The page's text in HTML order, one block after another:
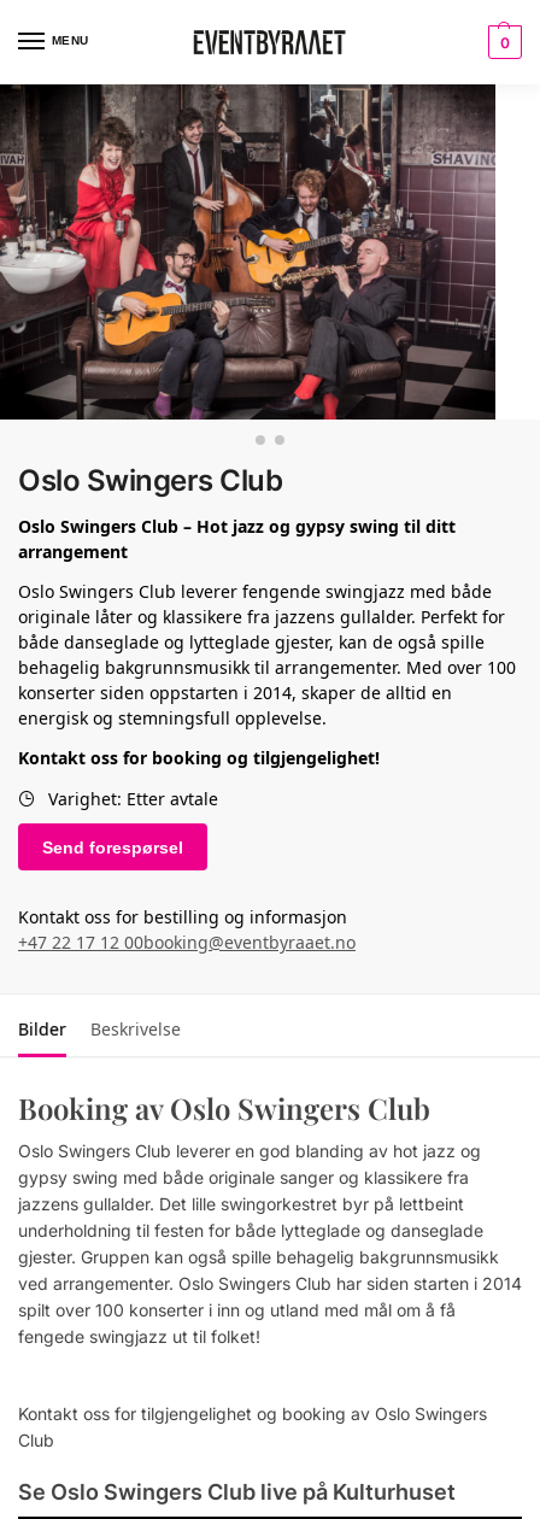
MENU 0
Oslo Swingers Club
Oslo Swingers Club – Hot jazz og gypsy swing til ditt
arrangement
Oslo Swingers Club leverer fengende swingjazz med både
originale låter og klassikere fra jazzens gullalder. Perfekt for
både danseglade og lytteglade gjester, kan de også spille
behagelig bakgrunnsmusikk til arrangementer. Med over 100
konserter siden oppstarten i 2014, skaper de alltid en
energisk og stemningsfull opplevelse.
Kontakt oss for booking og tilgjengelighet!
Varighet: Etter avtale
Send forespørsel
Kontakt oss for bestilling og informasjon
+47 22 17 12 00booking@eventbyraaet.no
Bilder Beskrivelse
Booking av Oslo Swingers Club
Oslo Swingers Club leverer en god blanding av hot jazz og
gypsy swing med både originale sanger og klassikere fra
jazzens gullalder. Det lille swingorkestret byr på lettbeint
underholdning til festen for både lytteglade og danseglade
gjester. Gruppen kan også spille behagelig bakgrunnsmusikk
ved arrangementer. Oslo Swingers Club har siden starten i 2014
spilt over 100 konserter i inn og utland med mål om å få
fengede swingjazz ut til folket!
Kontakt oss for tilgjengelighet og booking av Oslo Swingers
Club
Se Oslo Swingers Club live på Kulturhuset